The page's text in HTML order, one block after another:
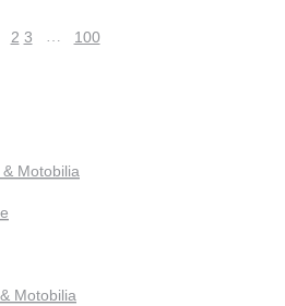
2 3 … 100
Motobilia
Motobilia